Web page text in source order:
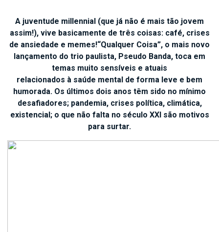
A juventude millennial (que já não é mais tão jovem
assim!), vive basicamente de três coisas: café, crises
de ansiedade e memes!“Qualquer Coisa”, o mais novo
lançamento do trio paulista, Pseudo Banda, toca em
temas muito sensíveis e atuais
relacionados à saúde mental de forma leve e bem
humorada. Os últimos dois anos têm sido no mínimo
desafiadores; pandemia, crises política, climática,
existencial; o que não falta no século XXI são motivos
para surtar.